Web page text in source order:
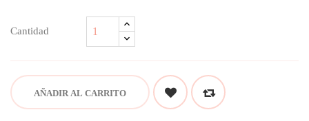
Cantidad
AÑADIR AL CARRITO